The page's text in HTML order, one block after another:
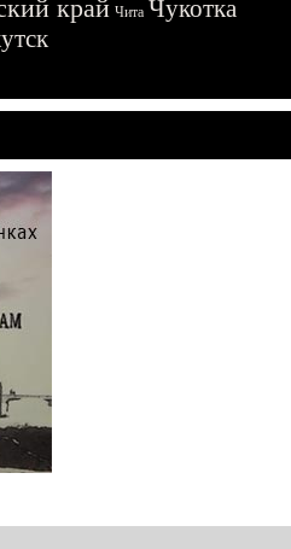
край Чита Чукотка